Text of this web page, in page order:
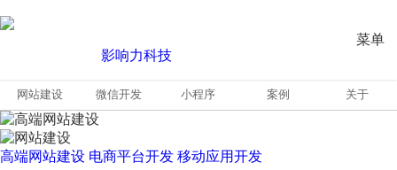
菜单
网站建设 微信开发 小程序 案例 关于
高端网站建设 电商平台开发 移动应用开发